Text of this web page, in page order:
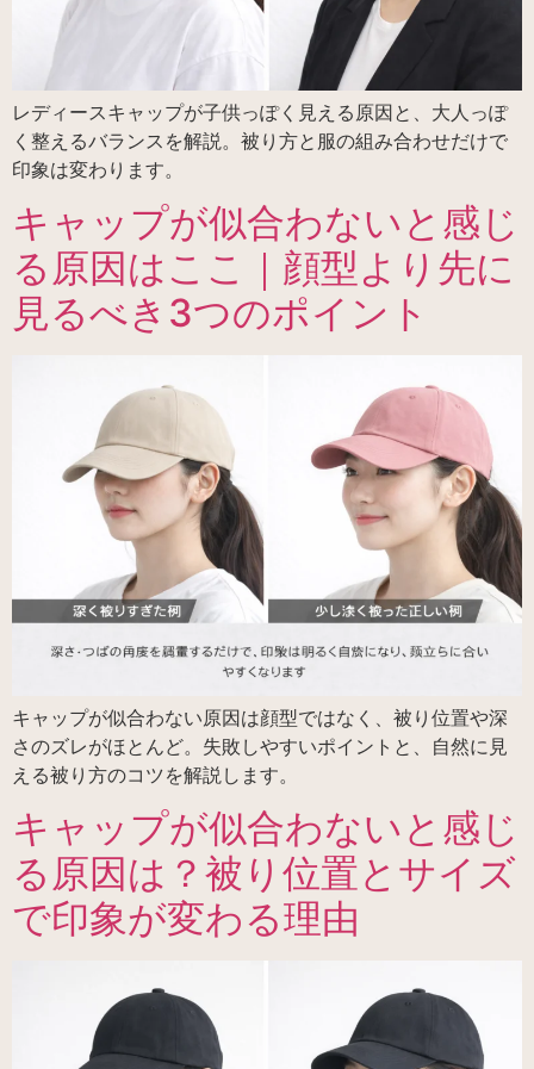
レディースキャップが子供っぽく見える原因と、大人っぽ
く整えるバランスを解説。被り方と服の組み合わせだけで
印象は変わります。
キャップが似合わないと感じ
る原因はここ｜顔型より先に
見るべき3つのポイント
キャップが似合わない原因は顔型ではなく、被り位置や深
さのズレがほとんど。失敗しやすいポイントと、自然に見
える被り方のコツを解説します。
キャップが似合わないと感じ
る原因は？被り位置とサイズ
で印象が変わる理由